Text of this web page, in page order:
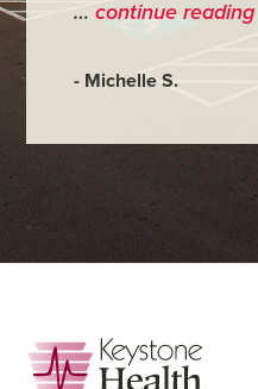
…continue reading
- Michelle S.
Footer